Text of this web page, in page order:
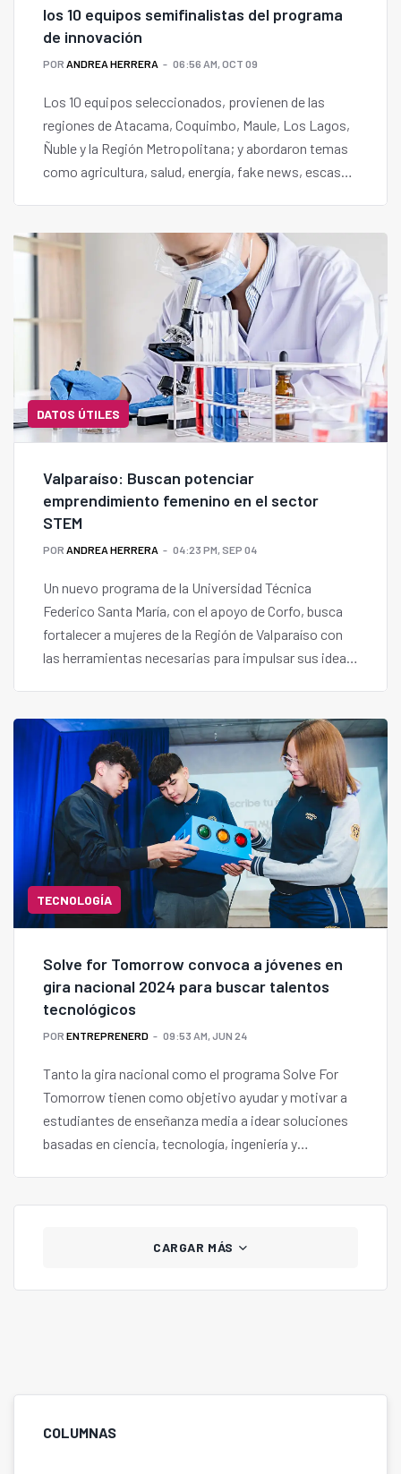
los 10 equipos semifinalistas del programa
de innovación
POR ANDREA HERRERA 06:56 AM, OCT 09
Los 10 equipos seleccionados, provienen de las
regiones de Atacama, Coquimbo, Maule, Los Lagos,
Ñuble y la Región Metropolitana; y abordaron temas
como agricultura, salud, energía, fake news, escasez
DATOS ÚTILES
Valparaíso: Buscan potenciar
emprendimiento femenino en el sector
STEM
POR ANDREA HERRERA 04:23 PM, SEP 04
Un nuevo programa de la Universidad Técnica
Federico Santa María, con el apoyo de Corfo, busca
fortalecer a mujeres de la Región de Valparaíso con
las herramientas necesarias para impulsar sus ideas
TECNOLOGÍA
Solve for Tomorrow convoca a jóvenes en
gira nacional 2024 para buscar talentos
tecnológicos
POR ENTREPRENERD 09:53 AM, JUN 24
Tanto la gira nacional como el programa Solve For
Tomorrow tienen como objetivo ayudar y motivar a
estudiantes de enseñanza media a idear soluciones
basadas en ciencia, tecnología, ingeniería y
CARGAR MÁS
COLUMNAS